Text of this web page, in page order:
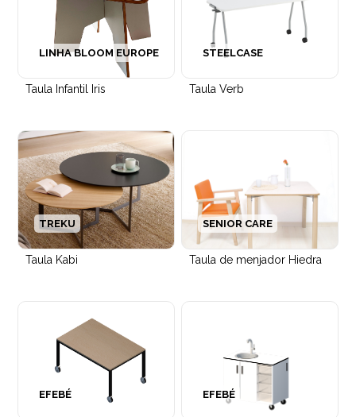
Taula Infantil Iris
LINHA BLOOM EUROPE
Taula Verb
STEELCASE
Taula Kabi
TREKU
Taula de menjador Hiedra
SENIOR CARE
EFEBÉ EFEBÉ